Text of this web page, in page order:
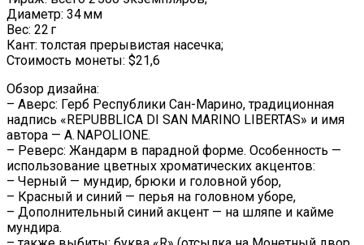
Диаметр: 34 мм
Вес: 22 г
Кант: толстая прерывистая насечка;
Стоимость монеты: $21,6
Обзор дизайна:
– Аверс: Герб Республики Сан-Марино, традиционная
надпись «REPUBBLICA DI SAN MARINO LIBERTAS» и имя
автора — A. NAPOLIONE.
– Реверс: Жандарм в парадной форме. Особенность —
использование цветных хроматических акцентов:
– Черный — мундир, брюки и головной убор,
– Красный и синий — перья на головном уборе,
– Дополнительный синий акцент — на шляпе и кайме
мундира.